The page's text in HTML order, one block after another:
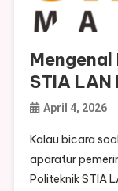
STIA
April 4, 2026
Kalau bicara
aparatur
Politeknik STIA